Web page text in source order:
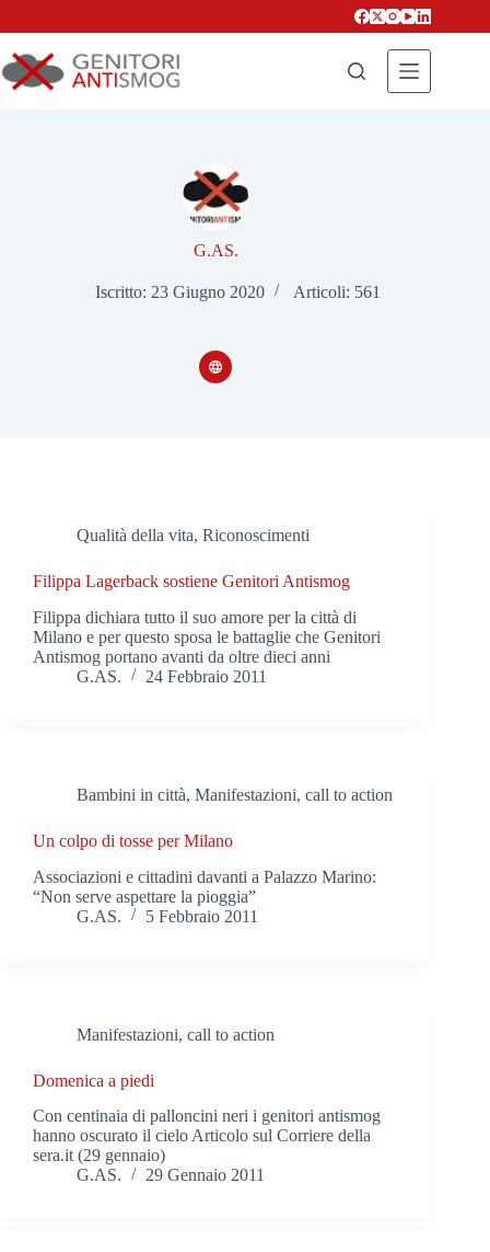
G.AS.
Iscritto: 23 Giugno 2020 Articoli: 561
Qualità della vita, Riconoscimenti
Filippa Lagerback sostiene Genitori Antismog
Filippa dichiara tutto il suo amore per la città di
Milano e per questo sposa le battaglie che Genitori
Antismog portano avanti da oltre dieci anni
G.AS.
24 Febbraio 2011
Bambini in città, Manifestazioni, call to action
Un colpo di tosse per Milano
Associazioni e cittadini davanti a Palazzo Marino:
“Non serve aspettare la pioggia”
G.AS.
5 Febbraio 2011
Manifestazioni, call to action
Domenica a piedi
Con centinaia di palloncini neri i genitori antismog
hanno oscurato il cielo Articolo sul Corriere della
sera.it (29 gennaio)
G.AS.
29 Gennaio 2011